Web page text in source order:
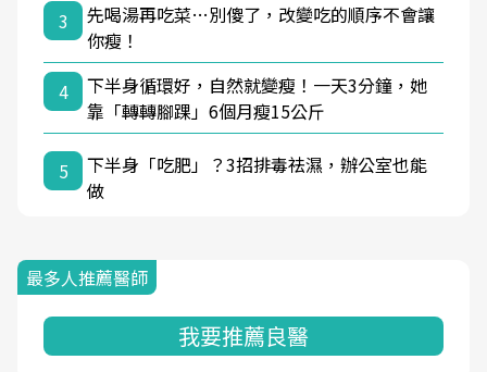
3
先喝湯再吃菜…別傻了，改變吃的順序不會讓
你瘦！
4
下半身循環好，自然就變瘦！一天3分鐘，她
靠「轉轉腳踝」6個月瘦15公斤
5
下半身「吃肥」？3招排毒祛濕，辦公室也能
做
最多人推薦醫師
我要推薦良醫